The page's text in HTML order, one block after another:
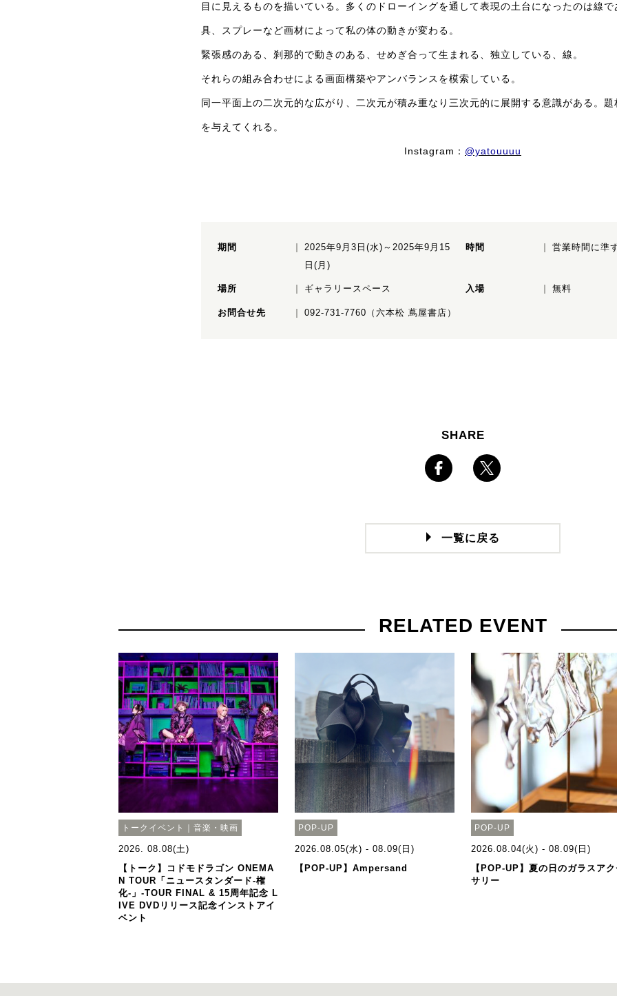
目に見えるものを描いている。多くのドローイングを通して表現の土台になったのは線
具、スプレーなど画材によって私の体の動きが変わる。
緊張感のある、刹那的で動きのある、せめぎ合って生まれる、独立している、線。
それらの組み合わせによる画面構築やアンバランスを模索している。
同一平面上の二次元的な広がり、二次元が積み重なり三次元的に展開する意識がある。
を与えてくれる。
Instagram： @yatouuuu
期間
2025年9月3日(水)～2025年9月15
日(月)
時間 営業時間に準
場所 ギャラリースペース 入場 無料
お問合せ先 092-731-7760（六本松 蔦屋書店）
SHARE
一覧に戻る
RELATED EVENT
トークイベント｜音楽・映画
2026. 08.08(土)
【トーク】コドモドラゴン ONEMA
N TOUR「ニュースタンダード-権
化-」-TOUR FINAL & 15周年記念 L
IVE DVDリリース記念インストアイ
ベント
POP-UP
2026.08.05(水) - 08.09(日)
【POP-UP】Ampersand
POP-UP
2026.08.04(火) - 08.09(日)
【POP-UP】夏の日のガラスアク
サリー